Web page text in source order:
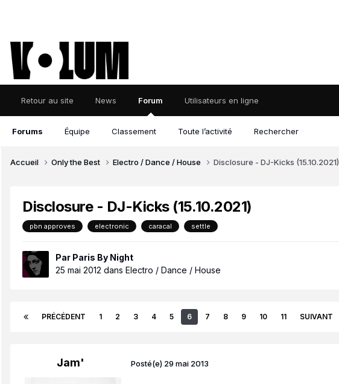
Retour au site News Forum
Forums Équipe Classement Toute l’activité Rechercher
Utilisateurs en ligne
Accueil Only the Best Electro / Dance / House Disclosure - DJ-Kicks (15.10.2021)
Disclosure - DJ-Kicks (15.10.2021)
pbn approves electronic caracal settle
Par Paris By Night
25 mai 2012 dans Electro / Dance / House
PRÉCÉDENT 1 2 3 4 5 6 7 8 9 10 11 SUIVANT
Jam' Posté(e) 29 mai 2013